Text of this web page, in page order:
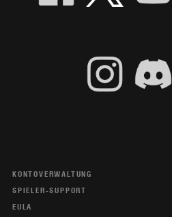
KONTOVERWALTUNG
SPIELER-SUPPORT
EULA